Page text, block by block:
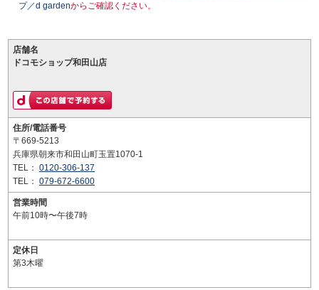
プ／d gardenからご確認ください。
店舗名
ドコモショップ和田山店
住所/電話番号
〒669-5213
兵庫県朝来市和田山町玉置1070-1
TEL： 0120-306-137
TEL： 079-672-6600
営業時間
午前10時〜午後7時
定休日
第3木曜